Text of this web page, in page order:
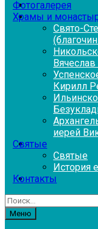
Фотогалерея
Храмы и
Свято-
Кирилл
иерей
Святые
Святые
История
Контакты
Найти:
Меню